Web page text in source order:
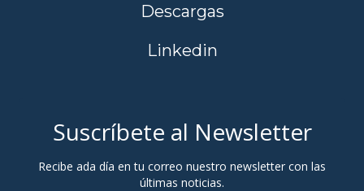
Descargas
Linkedin
Suscríbete al Newsletter
Recibe ada día en tu correo nuestro newsletter con las
últimas noticias.